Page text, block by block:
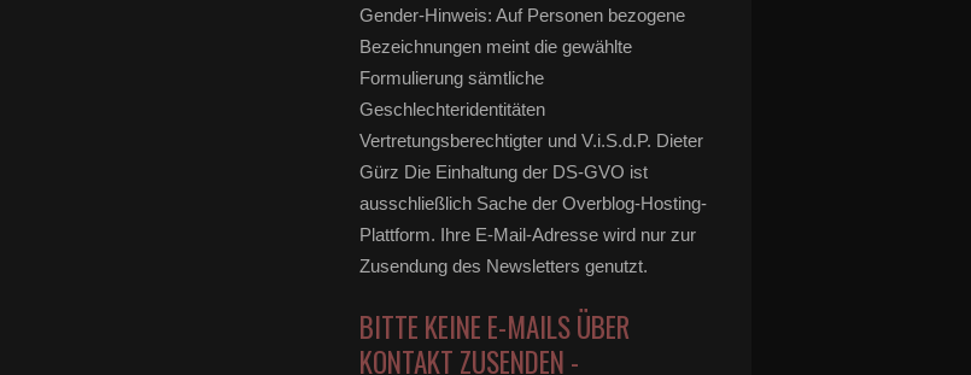
Gender-Hinweis: Auf Personen bezogene
Bezeichnungen meint die gewählte
Formulierung sämtliche
Geschlechteridentitäten
Vertretungsberechtigter und V.i.S.d.P. Dieter
Gürz Die Einhaltung der DS-GVO ist
ausschließlich Sache der Overblog-Hosting-
Plattform. Ihre E-Mail-Adresse wird nur zur
Zusendung des Newsletters genutzt.
BITTE KEINE E-MAILS ÜBER
KONTAKT ZUSENDEN -